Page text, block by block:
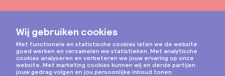
Instagram